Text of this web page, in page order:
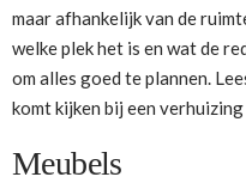
maar afhankelijk van de
welke plek het is en wat de
om alles goed te plannen.
komt kijken bij een
Meubels